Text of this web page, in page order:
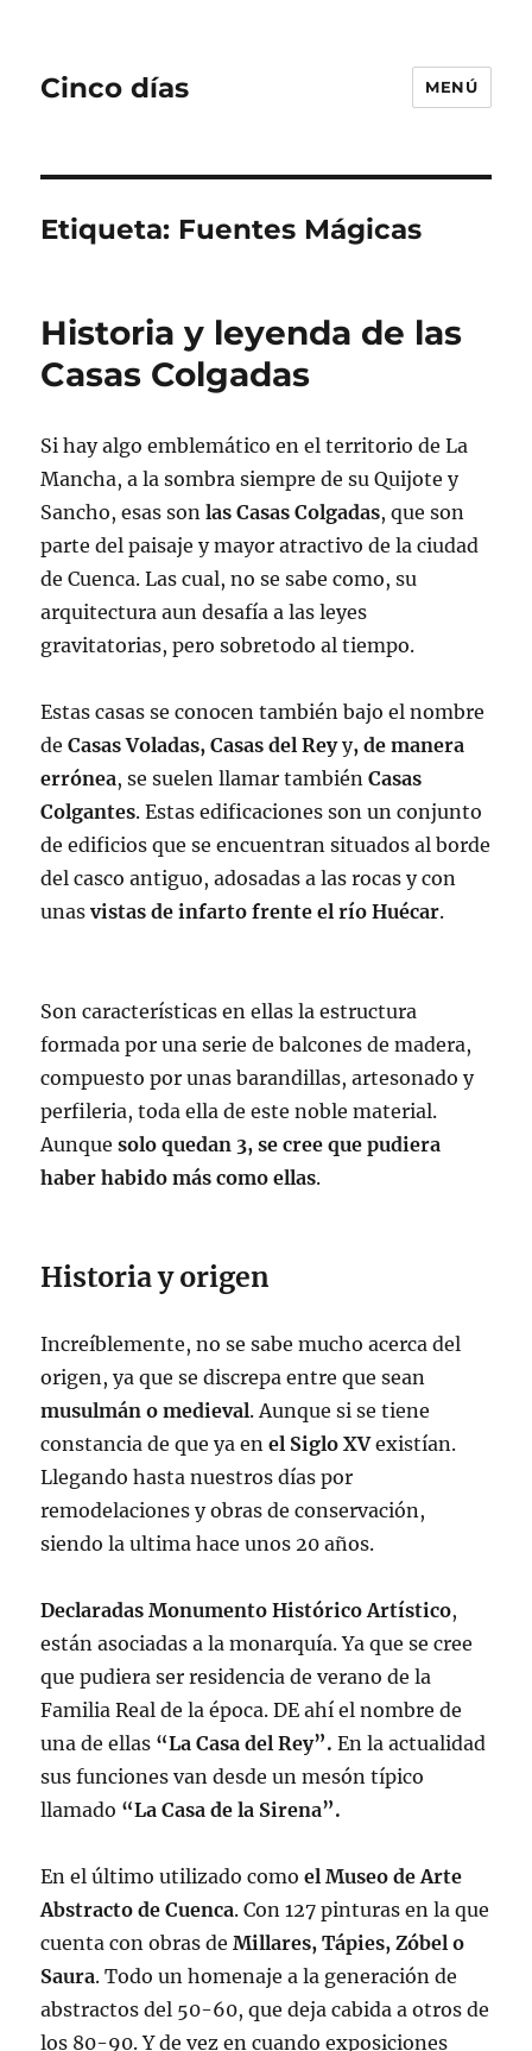
Cinco días MENÚ
Etiqueta: Fuentes Mágicas
Historia y leyenda de las
Casas Colgadas
Si hay algo emblemático en el territorio de La
Mancha, a la sombra siempre de su Quijote y
Sancho, esas sonlas Casas Colgadas, que son
parte del paisaje y mayor atractivo de la ciudad
de Cuenca. Las cual, no se sabe como, su
arquitectura aun desafía a las leyes
gravitatorias, pero sobretodo al tiempo.
Estas casas se conocen también bajo el nombre
deCasas Voladas, Casas del Reyy, de manera
errónea, se suelen llamar tambiénCasas
Colgantes. Estas edificaciones son un conjunto
de edificios que se encuentran situados al borde
del casco antiguo, adosadas a las rocas y con
unasvistas de infarto frente el río Huécar.
Son características en ellas la estructura
formada por una serie de balcones de madera,
compuesto por unas barandillas, artesonado y
perfileria, toda ella de este noble material.
Aunquesolo quedan 3, se cree que pudiera
haber habido más como ellas.
Historia y origen
Increíblemente, no se sabe mucho acerca del
origen, ya que se discrepa entre que sean
musulmán o medieval. Aunque si se tiene
constancia de que ya enel Siglo XVexistían.
Llegando hasta nuestros días por
remodelaciones y obras de conservación,
siendo la ultima hace unos 20 años.
Declaradas Monumento Histórico Artístico,
están asociadas a la monarquía. Ya que se cree
que pudiera ser residencia de verano de la
Familia Real de la época. DE ahí el nombre de
una de ellas “La Casa del Rey”. En la actualidad
sus funciones van desde un mesón típico
llamado “La Casa de la Sirena”.
En el último utilizado comoel Museo de Arte
Abstracto de Cuenca. Con 127 pinturas en la que
cuenta con obras deMillares, Tápies, Zóbel o
Saura. Todo un homenaje a la generación de
abstractos del 50-60, que deja cabida a otros de
los 80-90. Y de vez en cuando exposiciones